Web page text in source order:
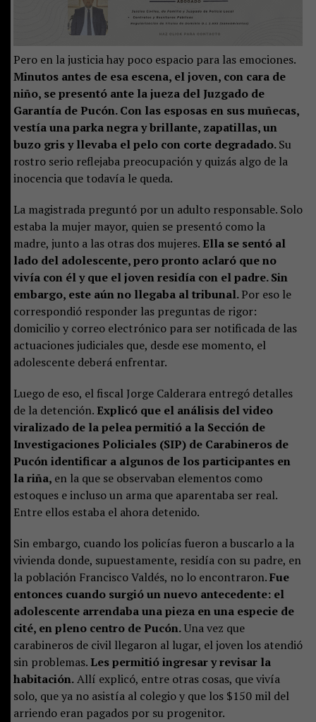
Pero en la justicia hay poco espacio para las emociones.
Minutos antes de esa escena, el joven, con cara de
niño, se presentó ante la jueza del Juzgado de
Garantía de Pucón. Con las esposas en sus muñecas,
vestía una parka negra y brillante, zapatillas, un
buzo gris y llevaba el pelo con corte degradado.Su
rostro serio reflejaba preocupación y quizás algo de la
inocencia que todavía le queda.
La magistrada preguntó por un adulto responsable. Solo
estaba la mujer mayor, quien se presentó como la
madre, junto a las otras dos mujeres. Ella se sentó al
lado del adolescente, pero pronto aclaró que no
vivía con él y que el joven residía con el padre. Sin
embargo, este aún no llegaba al tribunal.Por eso le
correspondió responder las preguntas de rigor:
domicilio y correo electrónico para ser notificada de las
actuaciones judiciales que, desde ese momento, el
adolescente deberá enfrentar.
Luego de eso, el fiscal Jorge Calderara entregó detalles
de la detención. Explicó que el análisis del video
viralizado de la pelea permitió a la Sección de
Investigaciones Policiales (SIP) de Carabineros de
Pucón identificar a algunos de los participantes en
la riña, en la que se observaban elementos como
estoques e incluso un arma que aparentaba ser real.
Entre ellos estaba el ahora detenido.
Sin embargo, cuando los policías fueron a buscarlo a la
vivienda donde, supuestamente, residía con su padre, en
la población Francisco Valdés, no lo encontraron.Fue
entonces cuando surgió un nuevo antecedente: el
adolescente arrendaba una pieza en una especie de
cité, en pleno centro de Pucón.Una vez que
carabineros de civil llegaron al lugar, el joven los atendió
sin problemas. Les permitió ingresar y revisar la
habitación.Allí explicó, entre otras cosas, que vivía
solo, que ya no asistía al colegio y que los $150 mil del
arriendo eran pagados por su progenitor.